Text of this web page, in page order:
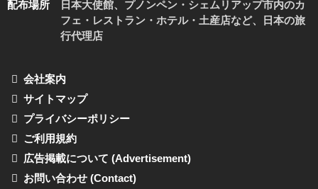
配布場所
日本大使館、プノンペン・シェムリアップ市内のカ
フェ・レストラン・ホテル・土産店など、日本の旅
行代理店
会社案内
サイトマップ
プライバシーポリシー
ご利用規約
広告掲載について (Advertisement)
お問い合わせ (Contact)